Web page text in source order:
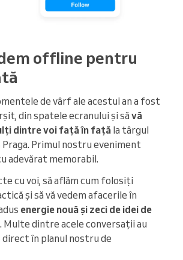
offline pentru
de vârf ale acestui an a fost
din spatele ecranului și să vă
dintre voi față în față la târgul
Primul nostru eveniment
adevărat memorabil.
cu voi, să aflăm cum folosiți
și să vă vedem afacerile în
energie nouă și zeci de idei de
. Multe dintre acele conversații au
în planul nostru de